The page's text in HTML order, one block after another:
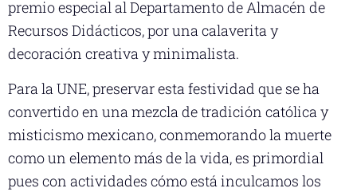
premio especial al Departamento de Almacén de
Recursos Didácticos, por una calaverita y
decoración creativa y minimalista.
Para la UNE, preservar esta festividad que se ha
convertido en una mezcla de tradición católica y
misticismo mexicano, conmemorando la muerte
como un elemento más de la vida, es primordial
pues con actividades cómo está inculcamos los